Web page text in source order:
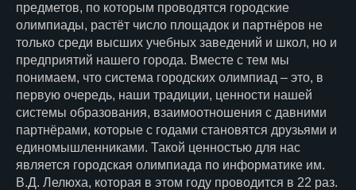
предметов, по которым проводятся городские
олимпиады, растёт число площадок и партнёров не
только среди высших учебных заведений и школ, но и
предприятий нашего города. Вместе с тем мы
понимаем, что система городских олимпиад – это, в
первую очередь, наши традиции, ценности нашей
системы образования, взаимоотношения с давними
партнёрами, которые с годами становятся друзьями и
единомышленниками. Такой ценностью для нас
является городская олимпиада по информатике им.
В.Д. Лелюха, которая в этом году проводится в 22 раз.